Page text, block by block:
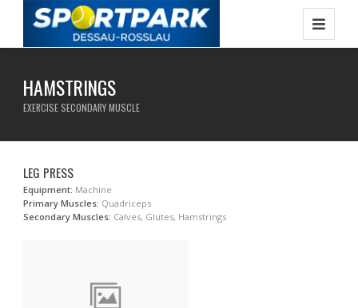
HAMSTRINGS
EXERCISE SECONDARY MUSCLE
LEG PRESS
Equipment: Machine
Primary Muscles: Quadriceps
Secondary Muscles: Calves, Glutes, Hamstrings